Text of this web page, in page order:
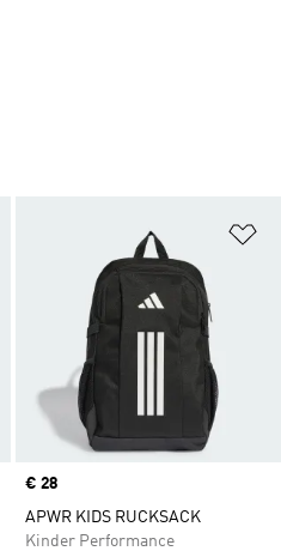
Zur Wunschliste hinzufügen
Price
€ 28
APWR KIDS RUCKSACK
Kinder Performance